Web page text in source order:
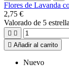
Flores de Lavanda
2,75 €
Valorado de 5
 
 Añadir al carrito
Nuevo